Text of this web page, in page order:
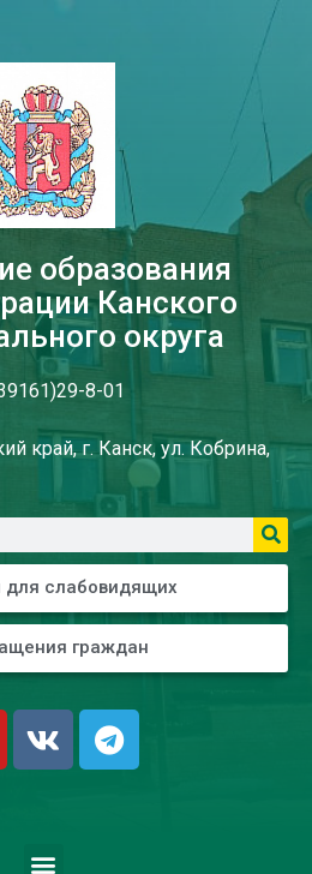
образования
Канского
округа
8-01
край, г. Канск, ул. Кобрина,
для слабовидящих
граждан